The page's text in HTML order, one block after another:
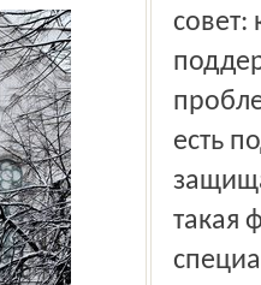
совет:
есть
такая